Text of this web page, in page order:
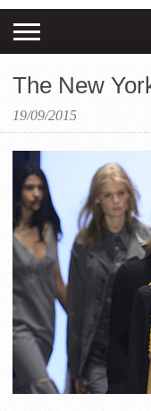
The New
19/09/2015